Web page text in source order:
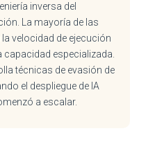
inversa del
La mayoría de las
velocidad de ejecución
capacidad especializada.
técnicas de evasión de
el despliegue de IA
a escalar.